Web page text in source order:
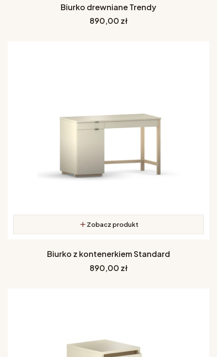
Biurko drewniane Trendy
Cena
890,00 zł
Zobacz produkt
Biurko z kontenerkiem Standard
Cena
890,00 zł